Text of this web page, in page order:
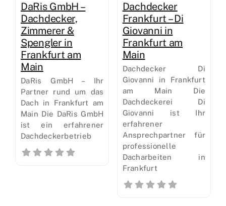
DaRis GmbH –
Dachdecker,
Zimmerer &
Spengler in
Frankfurt am
Main
DaRis GmbH – Ihr
Partner rund um das
Dach in Frankfurt am
Main Die DaRis GmbH
ist ein erfahrener
Dachdeckerbetrieb
Dachdecker
Frankfurt – Di
Giovanni in
Frankfurt am
Main
Dachdecker Di
Giovanni in Frankfurt
am Main Die
Dachdeckerei Di
Giovanni ist Ihr
erfahrener
Ansprechpartner für
professionelle
Dacharbeiten in
Frankfurt